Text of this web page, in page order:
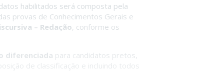
habilitados será composta pela
provas de Conhecimentos Gerais e
– Redação, conforme os
diferenciada para candidatos pretos,
de classificação e incluindo todos